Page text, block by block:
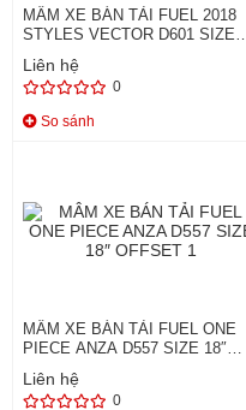
MÂM XE BÁN TẢI FUEL 2018
STYLES VECTOR D601 SIZE
Liên hệ
0
So sánh
MÂM XE BÁN TẢI FUEL ONE
PIECE ANZA D557 SIZE 18″
Liên hệ
0